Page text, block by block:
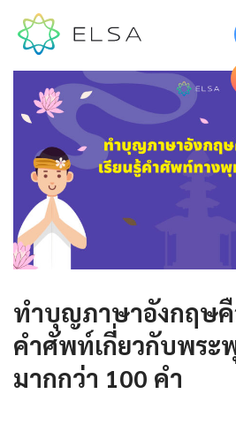
ทำบุญภาษาอังกฤษคื
คำศัพท์เกี่ยวกับพระ
มากกว่า 100 คำ